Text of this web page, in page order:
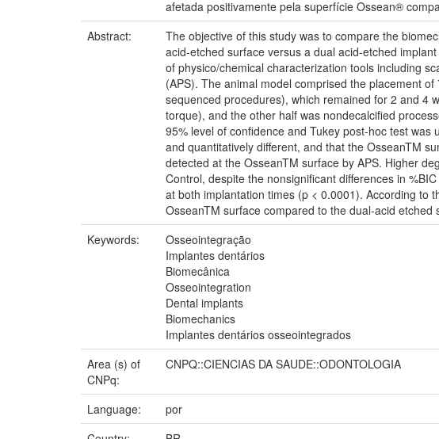
afetada positivamente pela superfície Ossean®
Abstract:
The objective of this study was to compare the
acid-etched surface versus a dual acid-etched
of physico/chemical characterization tools including
(APS). The animal model comprised the placement
sequenced procedures), which remained for 2 and 4
torque), and the other half was nondecalcified
95% level of confidence and Tukey post-hoc test
and quantitatively different, and that the OsseanTM
detected at the OsseanTM surface by APS. Higher
Control, despite the nonsignificant differences in
at both implantation times (p < 0.0001). According to
OsseanTM surface compared to the dual-acid etched
Keywords:
Osseointegração
Implantes dentários
Biomecânica
Osseointegration
Dental implants
Biomechanics
Implantes dentários osseointegrados
Area (s) of
CNPq:
CNPQ::CIENCIAS DA SAUDE::ODONTOLOGIA
Language:
por